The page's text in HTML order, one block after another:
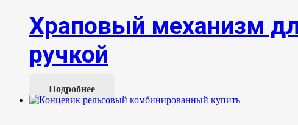
Храповый механизм
ручкой
Подробнее